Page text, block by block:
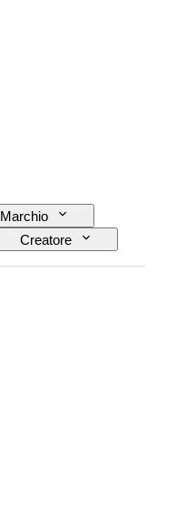
Marchio
Creatore